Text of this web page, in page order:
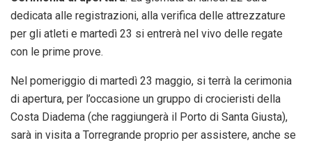
dedicata alle registrazioni, alla verifica delle attrezzature
per gli atleti e martedì 23 si entrerà nel vivo delle regate
con le prime prove.
Nel pomeriggio di martedì 23 maggio, si terrà la cerimonia
di apertura, per l’occasione un gruppo di crocieristi della
Costa Diadema (che raggiungerà il Porto di Santa Giusta),
sarà in visita a Torregrande proprio per assistere, anche se